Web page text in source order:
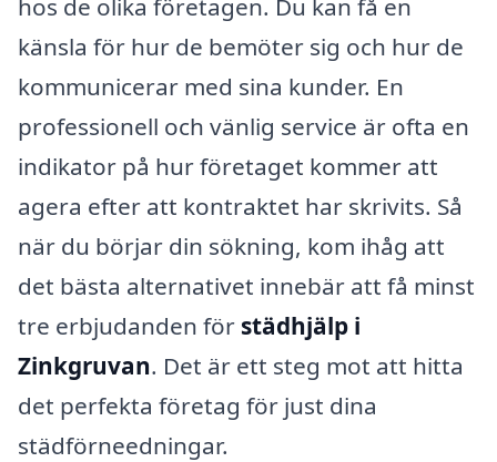
hos de olika företagen. Du kan få en
känsla för hur de bemöter sig och hur de
kommunicerar med sina kunder. En
professionell och vänlig service är ofta en
indikator på hur företaget kommer att
agera efter att kontraktet har skrivits. Så
när du börjar din sökning, kom ihåg att
det bästa alternativet innebär att få minst
tre erbjudanden för städhjälp i
Zinkgruvan. Det är ett steg mot att hitta
det perfekta företag för just dina
städförneedningar.